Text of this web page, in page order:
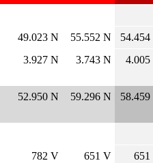
49.023 N 55.552 N
3.927 N 3.743 N 4.005
52.950 N 59.296 N
782 V 651 V